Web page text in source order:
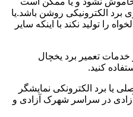
الکترونیکی روشن باشد.یا
تولید نکند با اینکه سایر
خدمات تعمیر برد یخچال
کنید.
یا برد الکترونکی نمایشگر
در سراسر شهرک آزادی و